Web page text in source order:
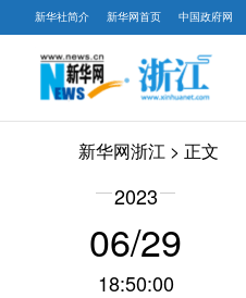
新华社简介 新华网首页 中国政府网
新华网浙江 > 正文
2023
06/29
18:50:00